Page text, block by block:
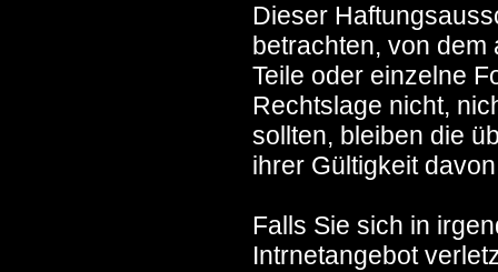
Dieser
betrachten, von
Teile oder einzelne
Rechtslage nicht,
sollten, bleiben die
ihrer Gültigkeit
Falls Sie sich in
Intrnetangebot